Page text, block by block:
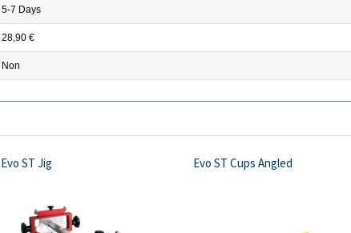
5-7 Days
28,90 €
Non
Evo ST Jig Evo ST Cups Angled